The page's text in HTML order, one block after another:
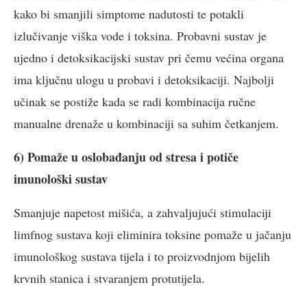
kako bi smanjili simptome nadutosti te potakli
izlučivanje viška vode i toksina. Probavni sustav je
ujedno i detoksikacijski sustav pri čemu većina organa
ima ključnu ulogu u probavi i detoksikaciji. Najbolji
učinak se postiže kada se radi kombinacija ručne
manualne drenaže u kombinaciji sa suhim četkanjem.
6) Pomaže u oslobađanju od stresa i potiče
imunološki sustav
Smanjuje napetost mišića, a zahvaljujući stimulaciji
limfnog sustava koji eliminira toksine pomaže u jačanju
imunološkog sustava tijela i to proizvodnjom bijelih
krvnih stanica i stvaranjem protutijela.